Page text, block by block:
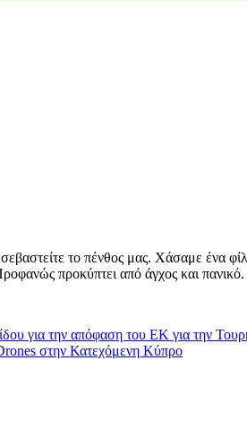
το πένθος μας. Χάσαμε ένα
προκύπτει από άγχος και
για την απόφαση του ΕΚ για την
στην Κατεχόμενη Κύπρο